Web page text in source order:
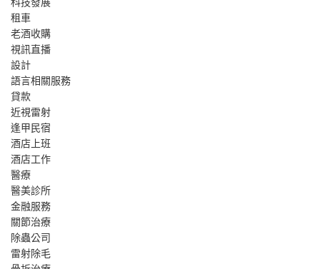
租車
老酒收購
視訊直播
設計
語言相關服務
貸款
近視雷射
逢甲民宿
酒店上班
酒店工作
醫療
醫美診所
金融服務
關節治療
除蟲公司
雷射除毛